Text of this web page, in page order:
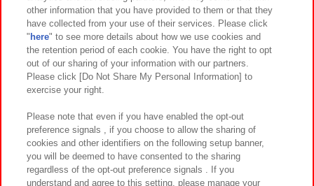
関連会社 サステナビリティ サイトポリシー
プライバシーポリシー ウェブアクセシビリティ方針と検証結果
お取引先さまとともに
カスタマーハラスメント対応方針 よくあるご質問・お問い合わせ
other information that you have provided to them or that they
have collected from your use of their services. Please click
" here" to see more details about how we use cookies and
the retention period of each cookie. You have the right to opt
out of our sharing of your information with our partners.
Please click [Do Not Share My Personal Information] to
exercise your right.
Please note that even if you have enabled the opt-out
preference signals , if you choose to allow the sharing of
cookies and other identifiers on the following setup banner,
you will be deemed to have consented to the sharing
regardless of the opt-out preference signals . If you
understand and agree to this setting, please manage your